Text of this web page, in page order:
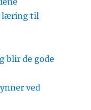
læring til
blir de gode
ved